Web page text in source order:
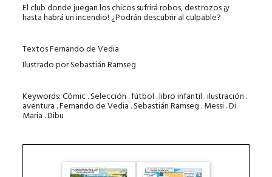
El club donde juegan los chicos sufrirá robos, destrozos ¡y
hasta habrá un incendio! ¿Podrán descubrir al culpable?
Textos Fernando de Vedia
Ilustrado por Sebastián Ramseg
Keywords: Cómic . Selección . fútbol . libro infantil . ilustración .
aventura . Fernando de Vedia . Sebastián Ramseg . Messi . Di
Maria . Dibu